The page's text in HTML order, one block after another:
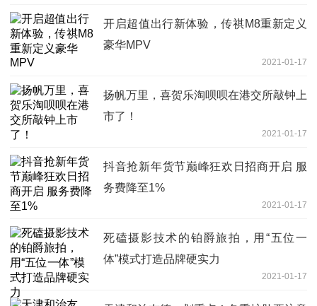
开启超值出行新体验，传祺M8重新定义
豪华MPV
2021-01-17
扬帆万里，喜贺乐淘呗呗在港交所敲钟上
市了！
2021-01-17
抖音抢新年货节巅峰狂欢日招商开启 服
务费降至1%
2021-01-17
死磕摄影技术的铂爵旅拍，用“五位一
体”模式打造品牌硬实力
2021-01-17